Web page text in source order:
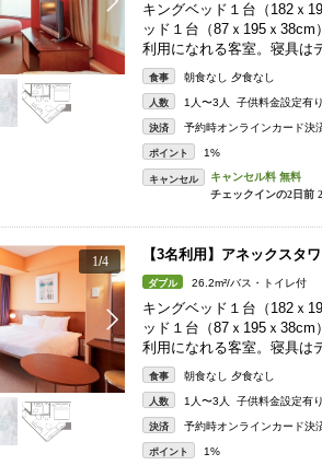
キングベッド１台（182ｘ
ッド１台（87ｘ195ｘ
利用になれる客室。寝具は
食事 朝食なし 夕食なし
人数 1人〜3人 子供料金設定有り
決済 予約時オンラインカード決
ポイント 1%
キャンセル
1/4 【3名利用】アネックスタ
ダブル 26.2m²/バス・トイレ付
キングベッド１台（182ｘ
ッド１台（87ｘ195ｘ
利用になれる客室。寝具は
食事 朝食なし 夕食なし
人数 1人〜3人 子供料金設定有り
決済 予約時オンラインカード決
ポイント 1%